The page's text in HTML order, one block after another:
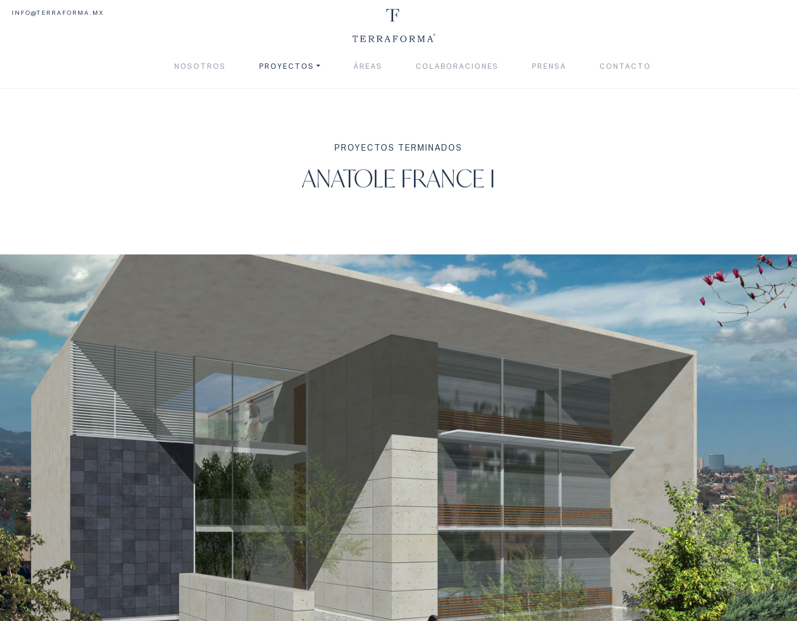
INFO@TERRAFORMA.MX
NOSOTROS PROYECTOS ÁREAS COLABORACIONES PRENSA CONTACTO
PROYECTOS TERMINADOS
ANATOLE FRANCE I